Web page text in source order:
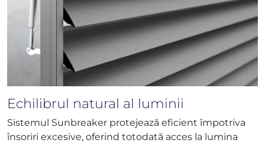
Echilibrul natural al luminii
Sistemul Sunbreaker protejează eficient împotriva
însoriri excesive, oferind totodată acces la lumina